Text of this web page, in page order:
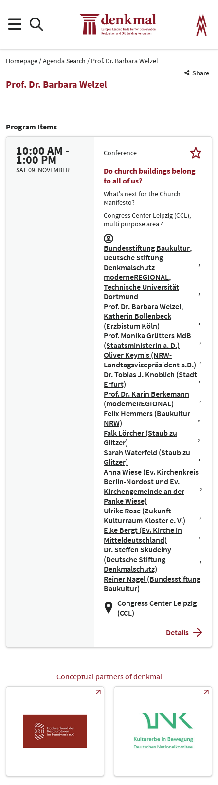
Homepage Agenda Search
Prof. Dr. Barbara Welzel
Share
Prof. Dr. Barbara Welzel
Program Items
10:00 AM -
1:00 PM
SAT 09. NOVEMBER
Conference
Do church buildings belong
to all of us?
What's next for the Church
Manifesto?
Congress Center Leipzig (CCL),
multi purpose area 4
Bundesstiftung Baukultur
Deutsche Stiftung
Denkmalschutz
moderneREGIONAL
Technische Universität
Dortmund
Prof. Dr. Barbara Welzel
Katherin Bollenbeck
(Erzbistum Köln)
Prof. Monika Grütters MdB
(Staatsministerin a. D.)
Oliver Keymis (NRW-
Landtagsvizepräsident a.D.)
Dr. Tobias J. Knoblich (Stadt
Erfurt)
Prof. Dr. Karin Berkemann
(moderneREGIONAL)
Felix Hemmers (Baukultur
NRW)
Falk Lörcher (Staub zu
Glitzer)
Sarah Waterfeld (Staub zu
Glitzer)
Anna Wiese (Ev. Kirchenkreis
Berlin-Nordost und Ev.
Kirchengemeinde an der
Panke Wiese)
Ulrike Rose (Zukunft
Kulturraum Kloster e. V.)
Elke Bergt (Ev. Kirche in
Mitteldeutschland)
Dr. Steffen Skudelny
(Deutsche Stiftung
Denkmalschutz)
Reiner Nagel (Bundesstiftung
Baukultur)
Congress Center Leipzig
(CCL)
Details
Conceptual partners of denkmal